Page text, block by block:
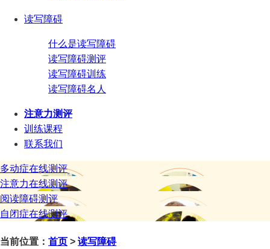
读写障碍
什么是读写障碍
读写障碍测评
读写障碍训练
读写障碍名人
注意力测评
训练课程
联系我们
多动症在线测评
注意力在线测评
阅读障碍测评
自闭症在线测评
当前位置： 首页 > 读写障碍